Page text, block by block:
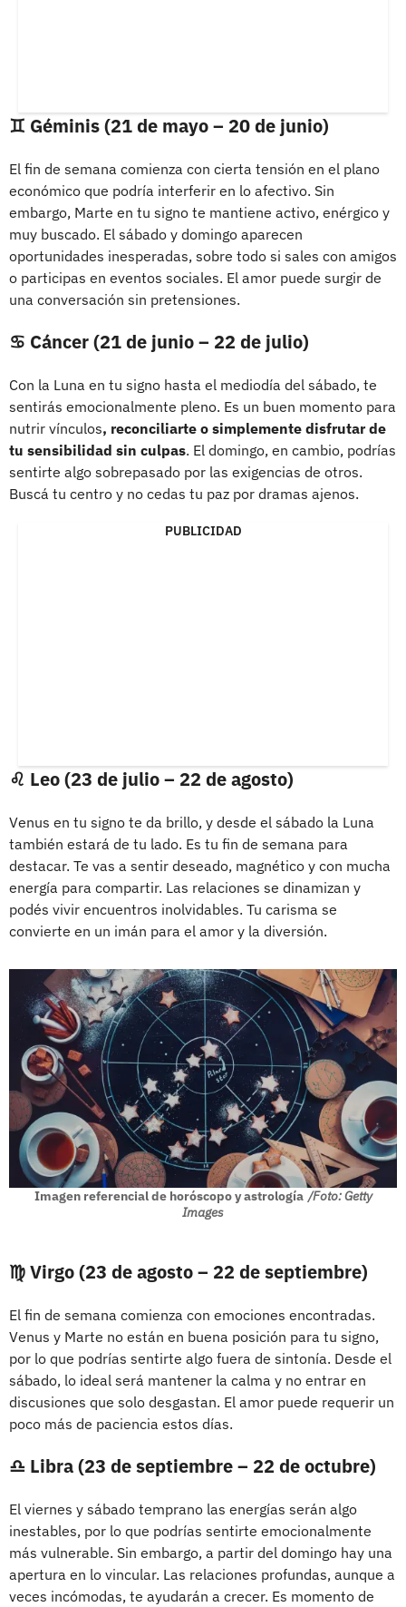
♊ Géminis (21 de mayo – 20 de junio)
El fin de semana comienza con cierta tensión en el plano
económico que podría interferir en lo afectivo. Sin
embargo, Marte en tu signo te mantiene activo, enérgico y
muy buscado. El sábado y domingo aparecen
oportunidades inesperadas, sobre todo si sales con amigos
o participas en eventos sociales. El amor puede surgir de
una conversación sin pretensiones.
♋ Cáncer (21 de junio – 22 de julio)
Con la Luna en tu signo hasta el mediodía del sábado, te
sentirás emocionalmente pleno. Es un buen momento para
nutrir vínculos, reconciliarte o simplemente disfrutar de
tu sensibilidad sin culpas. El domingo, en cambio, podrías
sentirte algo sobrepasado por las exigencias de otros.
Buscá tu centro y no cedas tu paz por dramas ajenos.
PUBLICIDAD
♌ Leo (23 de julio – 22 de agosto)
Venus en tu signo te da brillo, y desde el sábado la Luna
también estará de tu lado. Es tu fin de semana para
destacar. Te vas a sentir deseado, magnético y con mucha
energía para compartir. Las relaciones se dinamizan y
podés vivir encuentros inolvidables. Tu carisma se
convierte en un imán para el amor y la diversión.
Imagen referencial de horóscopo y astrología /Foto: Getty
Images
♍ Virgo (23 de agosto – 22 de septiembre)
El fin de semana comienza con emociones encontradas.
Venus y Marte no están en buena posición para tu signo,
por lo que podrías sentirte algo fuera de sintonía. Desde el
sábado, lo ideal será mantener la calma y no entrar en
discusiones que solo desgastan. El amor puede requerir un
poco más de paciencia estos días.
♎ Libra (23 de septiembre – 22 de octubre)
El viernes y sábado temprano las energías serán algo
inestables, por lo que podrías sentirte emocionalmente
más vulnerable. Sin embargo, a partir del domingo hay una
apertura en lo vincular. Las relaciones profundas, aunque a
veces incómodas, te ayudarán a crecer. Es momento de